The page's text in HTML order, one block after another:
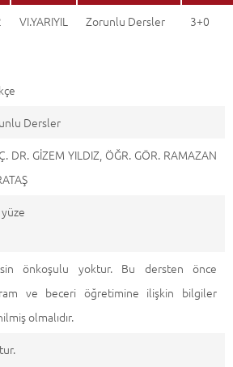
VI.YARIYIL Zorunlu Dersler 3+0
Dersler
DR. GİZEM YILDIZ, ÖĞR. GÖR. RAMAZAN
önkoşulu yoktur. Bu dersten önce
ve beceri öğretimine ilişkin bilgiler
olmalıdır.